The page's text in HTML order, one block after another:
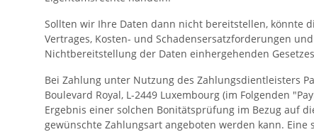
Sollten wir Ihre Daten dann nicht bereitstellen, könnte
Vertrages, Kosten- und Schadensersatzforderungen
Nichtbereitstellung der Daten einhergehenden
Bei Zahlung unter Nutzung des Zahlungsdientleisters
Boulevard Royal, L-2449 Luxembourg (im Folgenden
Ergebnis einer solchen Bonitätsprüfung im Bezug auf
gewünschte Zahlungsart angeboten werden kann.